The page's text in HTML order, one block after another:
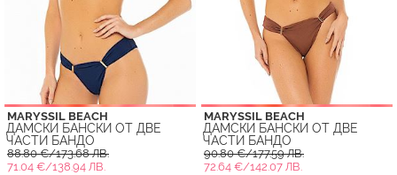
MARYSSIL BEACH
ДАМСКИ БАНСКИ ОТ ДВЕ
ЧАСТИ БАНДО
88.80 €/173.68 ЛВ.
71.04 €/138.94 ЛВ.
MARYSSIL BEACH
ДАМСКИ БАНСКИ ОТ ДВЕ
ЧАСТИ БАНДО
90.80 €/177.59 ЛВ.
72.64 €/142.07 ЛВ.